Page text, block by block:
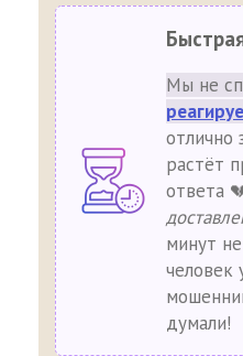
Мы не
отлично
растёт
ответа
минут
человек
думали!